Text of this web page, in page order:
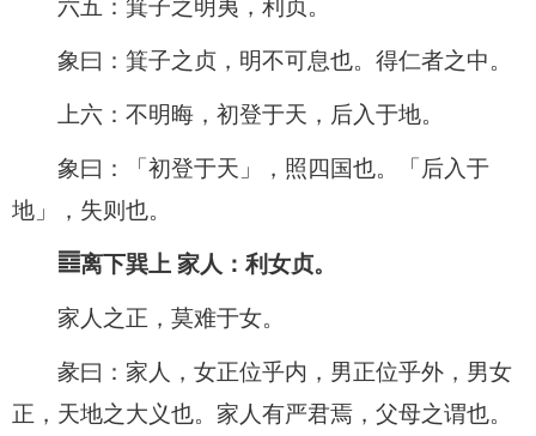
六五：箕子之明夷，利贞。
象曰：箕子之贞，明不可息也。得仁者之中。
上六：不明晦，初登于天，后入于地。
象曰：「初登于天」，照四国也。「后入于
地」，失则也。
䷤离下巽上 家人：利女贞。
家人之正，莫难于女。
彖曰：家人，女正位乎内，男正位乎外，男女
正，天地之大义也。家人有严君焉，父母之谓也。